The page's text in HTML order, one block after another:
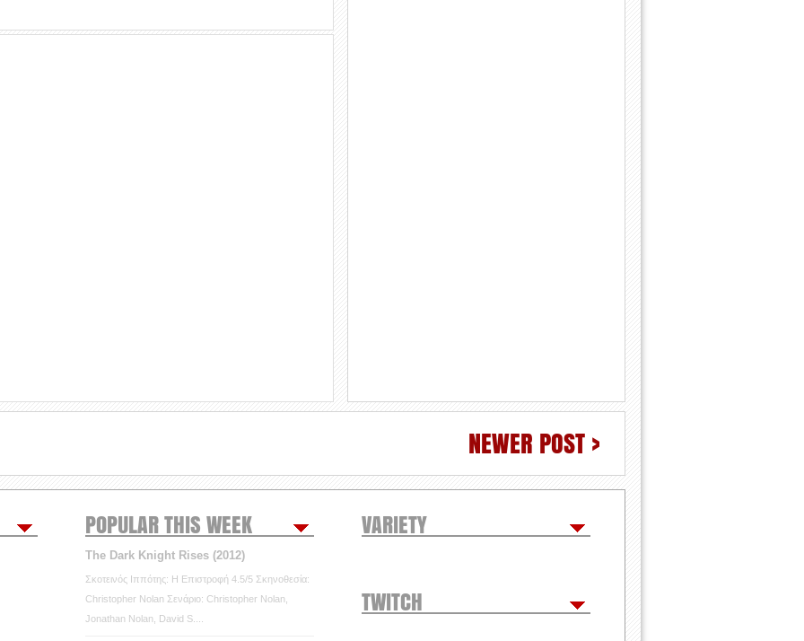
NEWER POST >
POPULAR THIS WEEK
The Dark Knight Rises (2012)
Σκοτεινός Ιππότης: Η Επιστροφή 4.5/5 Σκηνοθεσία:
Christopher Nolan Σενάριο: Christopher Nolan,
Jonathan Nolan, David S....
VARIETY
TWITCH